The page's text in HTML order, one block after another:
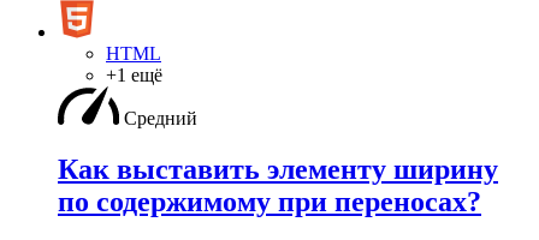
HTML
+1 ещё
Средний
Как выставить элементу ширину
по содержимому при переносах?